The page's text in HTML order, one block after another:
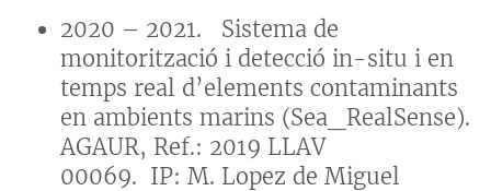
2020 – 2021. Sistema de
monitorització i detecció in-situ i en
temps real d’elements contaminants
en ambients marins (Sea_RealSense).
AGAUR, Ref.: 2019 LLAV
00069. IP: M. Lopez de Miguel